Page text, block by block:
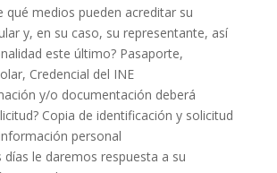
qué medios pueden acreditar su
y, en su caso, su representante, así
este último? Pasaporte,
Credencial del INE
y/o documentación deberá
Copia de identificación y solicitud
personal
días le daremos respuesta a su